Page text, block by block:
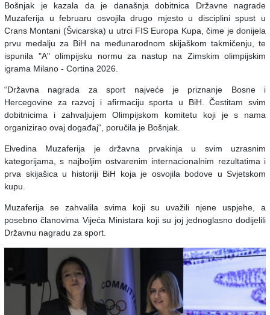
Bošnjak je kazala da je današnja dobitnica Državne nagrade
Muzaferija u februaru osvojila drugo mjesto u disciplini spust u
Crans Montani (Švicarska) u utrci FIS Europa Kupa, čime je donijela
prvu medalju za BiH na međunarodnom skijaškom takmičenju, te
ispunila "A" olimpijsku normu za nastup na Zimskim olimpijskim
igrama Milano - Cortina 2026.
“Državna nagrada za sport najveće je priznanje Bosne i
Hercegovine za razvoj i afirmaciju sporta u BiH. Čestitam svim
dobitnicima i zahvaljujem Olimpijskom komitetu koji je s nama
organizirao ovaj događaj“, poručila je Bošnjak.
Elvedina Muzaferija je državna prvakinja u svim uzrasnim
kategorijama, s najboljim ostvarenim internacionalnim rezultatima i
prva skijašica u historiji BiH koja je osvojila bodove u Svjetskom
kupu.
Muzaferija se zahvalila svima koji su uvažili njene uspjehe, a
posebno članovima Vijeća Ministara koji su joj jednoglasno dodijelili
Državnu nagradu za sport.